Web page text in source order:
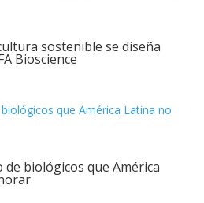
sostenible se diseña
Bioscience
biológicos que América